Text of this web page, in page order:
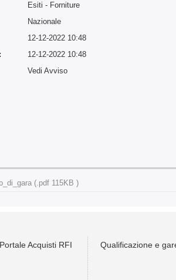
Esiti - Forniture
Nazionale
12-12-2022 10:48
12-12-2022 10:48
Vedi Avviso
(.pdf 115KB )
Portale Acquisti RFI Qualificazione e